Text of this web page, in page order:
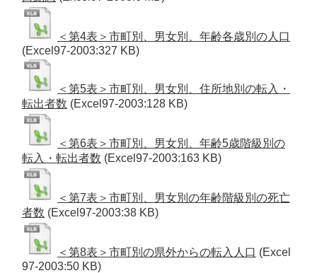
＜第4表＞市町別、男女別、年齢各歳別の人口
(Excel97-2003:327 KB)
＜第5表＞市町別、男女別、住所地別の転入・
転出者数 (Excel97-2003:128 KB)
＜第6表＞市町別、男女別、年齢5歳階級別の
転入・転出者数 (Excel97-2003:163 KB)
＜第7表＞市町別、男女別の年齢階級別の死亡
者数 (Excel97-2003:38 KB)
＜第8表＞市町別の県外からの転入人口 (Excel
97-2003:50 KB)